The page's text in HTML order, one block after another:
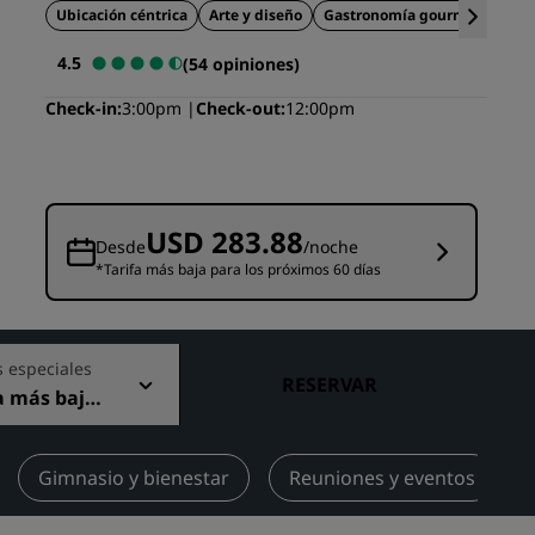
Espacios para celebración de
bodas
Estancias sostenibles
Hoteles en el centro de la ciudad
Visita nuestro blog
Radisson Rewards
Descubre Radisson Rewards
Cómo utilizar los puntos
Cómo obtener puntos
Bookers and Planners
Ubicación céntrica Arte y diseño Gastronomía gourmet
4.5
(54 opiniones)
Check-in 3:00pm Check-out 12:00pm
DesdeUSD 283.88/noche
*Tarifa más baja para los próximos 60 días
especiales
más baja
RESERVAR
Gimnasio y bienestar Reuniones y eventos